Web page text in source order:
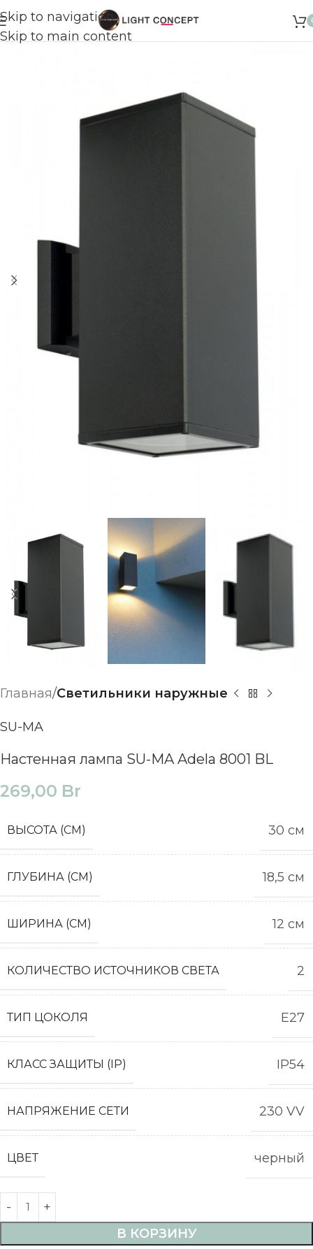
Skip to navigation
Skip to main content
Главная Светильники наружные
SU-MA
Настенная лампа SU-MA Adela 8001 BL
269,00 Br
ВЫСОТА (СМ) 30 см
ГЛУБИНА (СМ) 18,5 см
ШИРИНА (СМ) 12 см
КОЛИЧЕСТВО ИСТОЧНИКОВ СВЕТА 2
ТИП ЦОКОЛЯ E27
КЛАСС ЗАЩИТЫ (IP) IP54
НАПРЯЖЕНИЕ СЕТИ 230 VV
ЦВЕТ черный
В КОРЗИНУ